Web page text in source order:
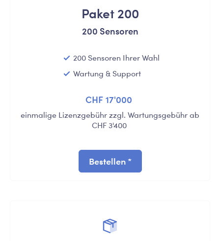
Paket 200
200 Sensoren
200 Sensoren Ihrer Wahl
Wartung & Support
CHF 17'000
einmalige Lizenzgebühr zzgl. Wartungsgebühr ab
CHF 3'400
Bestellen *